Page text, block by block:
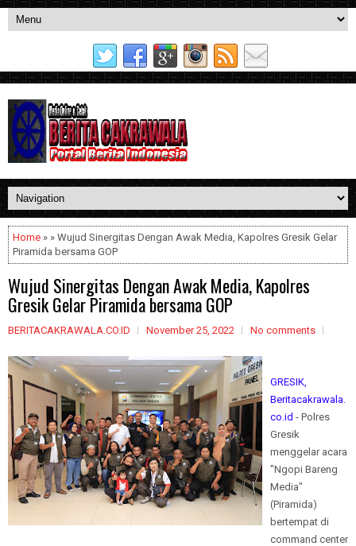
Home » » Wujud Sinergitas Dengan Awak Media, Kapolres Gresik Gelar
Piramida bersama GOP
Wujud Sinergitas Dengan Awak Media, Kapolres
Gresik Gelar Piramida bersama GOP
BERITACAKRAWALA.CO.ID November 25, 2022 No comments
GRESIK,
Beritacakrawala.
co.id - Polres
Gresik
menggelar acara
"Ngopi Bareng
Media"
(Piramida)
bertempat di
command center